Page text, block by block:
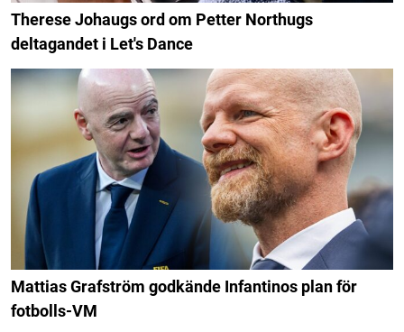
Therese Johaugs ord om Petter Northugs
deltagandet i Let's Dance
Mattias Grafström godkände Infantinos plan för
fotbolls-VM